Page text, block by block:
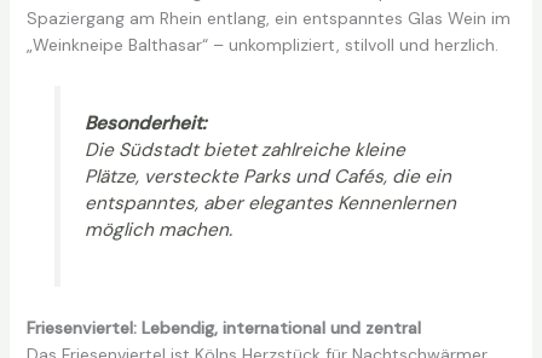
Spaziergang am Rhein entlang, ein entspanntes Glas Wein im
„Weinkneipe Balthasar“ – unkompliziert, stilvoll und herzlich.
Besonderheit:
Die Südstadt bietet zahlreiche kleine
Plätze, versteckte Parks und Cafés, die ein
entspanntes, aber elegantes Kennenlernen
möglich machen.
Friesenviertel: Lebendig, international und zentral